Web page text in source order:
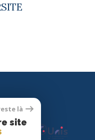
là
site